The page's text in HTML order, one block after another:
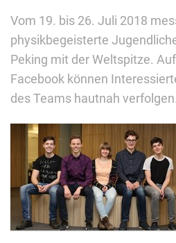
Vom 19. bis 26. Juli 2018
physikbegeisterte
Peking mit der Weltspitze.
Facebook können
des Teams hautnah verfolgen.